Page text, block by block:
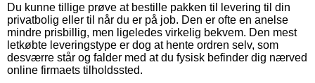
Du kunne tillige prøve at bestille pakken til levering til din
privatbolig eller til når du er på job. Den er ofte en anelse
mindre prisbillig, men ligeledes virkelig bekvem. Den mest
letkøbte leveringstype er dog at hente ordren selv, som
desværre står og falder med at du fysisk befinder dig nærved
online firmaets tilholdssted.